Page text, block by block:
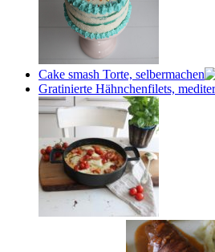
Cake smash Torte, selbermachen
Gratinierte Hähnchenfilets,